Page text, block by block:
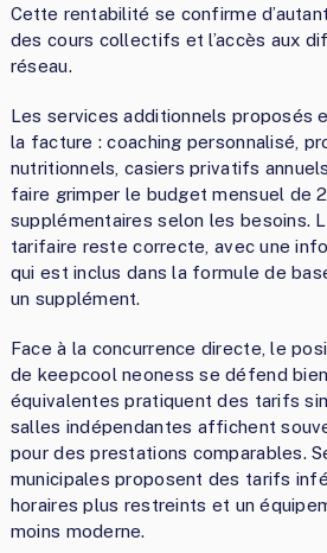
Cette rentabilité se confirme
des cours collectifs et l’accès aux
réseau.
Les services additionnels proposés
la facture : coaching personnalisé,
nutritionnels, casiers privatifs
faire grimper le budget mensuel de
supplémentaires selon les besoins.
tarifaire reste correcte, avec une
qui est inclus dans la formule de
un supplément.
Face à la concurrence directe, le
de keepcool neoness se défend
équivalentes pratiquent des tarifs
salles indépendantes affichent
pour des prestations comparables.
municipales proposent des tarifs
horaires plus restreints et un
moins moderne.